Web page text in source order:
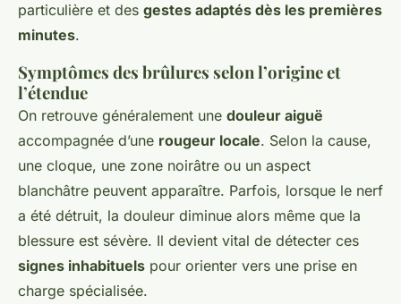
particulière et des gestes adaptés dès les premières
minutes.
Symptômes des brûlures selon l’origine et
l’étendue
On retrouve généralement une douleur aiguë
accompagnée d’une rougeur locale. Selon la cause,
une cloque, une zone noirâtre ou un aspect
blanchâtre peuvent apparaître. Parfois, lorsque le nerf
a été détruit, la douleur diminue alors même que la
blessure est sévère. Il devient vital de détecter ces
signes inhabituels pour orienter vers une prise en
charge spécialisée.